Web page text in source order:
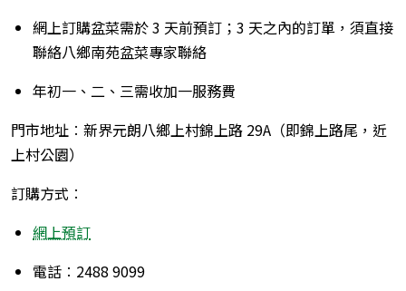
網上訂購盆菜需於 3 天前預訂；3 天之內的訂單，須直接
聯絡八鄉南苑盆菜專家聯絡
年初一、二、三需收加一服務費
門市地址︰新界元朗八鄉上村錦上路 29A（即錦上路尾，近
上村公園）
訂購方式︰
網上預訂
電話︰2488 9099